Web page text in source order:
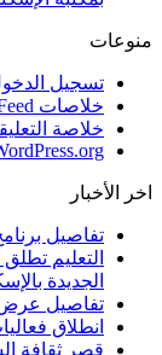
منوعات
تسجيل
خلاصات Feed الإدخالات
خلاصة
اخر الأخبار
تفاصيل
التعليم
الجديدة بالإسكندرية و 4
تفاصيل عرض
انطلاق
قصر ثقافة